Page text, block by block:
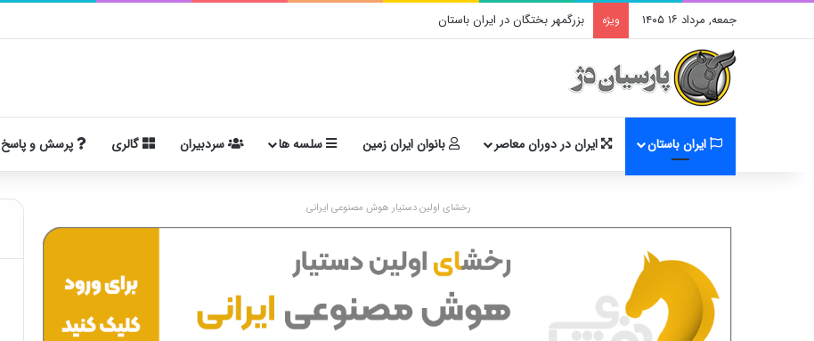
جمعه, مرداد ۱۶ ۱۴۰۵ ویژه بزرگمهر بختگان در ایران باستان
ایران باستان ایران در دوران معاصر بانوان ایران زمین سلسه ها سردبیران گالری پرسش و پاسخ
رخشای اولین دستیار هوش مصنوعی ایرانی